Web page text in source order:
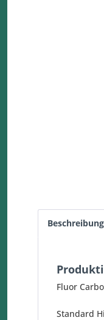
Beschreibung
Fluor
Standard